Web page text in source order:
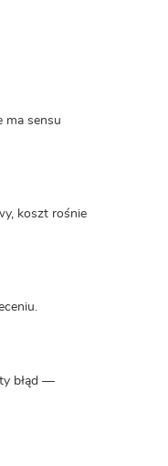
ma sensu
koszt rośnie
błąd —